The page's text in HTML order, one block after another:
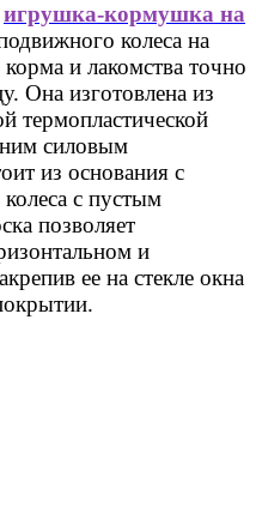
игрушка-кормушка на
колеса на
и лакомства точно
Она изготовлена из
термопластической
силовым
из основания с
с пустым
позволяет
и
ее на стекле окна